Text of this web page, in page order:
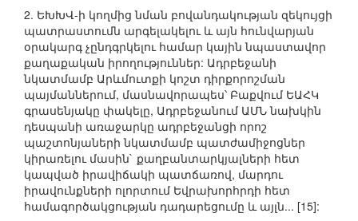
2. ԵԽԽՎ-ի կողմից նման բովանդակության զեկույցի
պատրաստումն արգելակելու և այն հունվարյան
օրակարգ չընդգրկելու համար կային նպաստավոր
քաղաքական իրողություններ: Ադրբեջանի
նկատմամբ Արևմուտքի կոշտ դիրքորոշման
պայմաններում, մասնավորապես՝ Բաքվում ԵԱՀԿ
գրասենյակը փակելը, Ադրբեջանում ԱՄՆ նախկին
դեսպանի առաջարկը ադրբեջանցի որոշ
պաշտոնյաների նկատմամբ պատժամիջոցներ
կիրառելու մասին` քաղբանտարկյալների հետ
կապված իրավիճակի պատճառով, մարդու
իրավունքների ոլորտում Եվրախորհրդի հետ
համագործակցության դադարեցումը և այլն... [15]: